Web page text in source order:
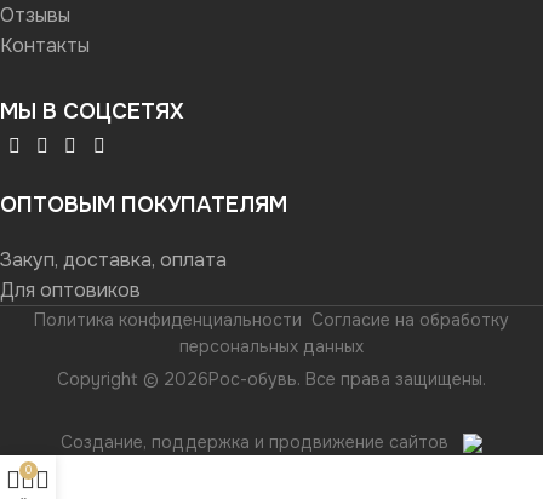
Отзывы
Контакты
МЫ В СОЦСЕТЯХ
ОПТОВЫМ ПОКУПАТЕЛЯМ
Закуп, доставка, оплата
Для оптовиков
Политика конфиденциальности Согласие на обработку
персональных данных
Copyright © 2026Рос-обувь. Все права защищены.
Создание, поддержка и продвижение сайтов
0